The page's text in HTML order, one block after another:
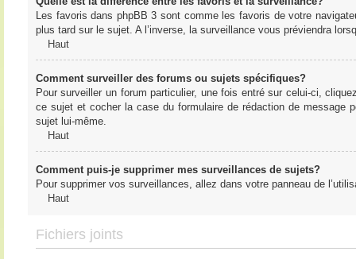
Les favoris dans phpBB 3 sont comme les favoris de votre
plus tard sur le sujet. A l’inverse, la surveillance vous préviendra
Haut
Comment surveiller des forums ou sujets spécifiques?
Pour surveiller un forum particulier, une fois entré sur celui-ci,
ce sujet et cocher la case du formulaire de rédaction de message
sujet lui-même.
Haut
Comment puis-je supprimer mes surveillances de sujets?
Pour supprimer vos surveillances, allez dans votre panneau de
Haut
Fichiers joints